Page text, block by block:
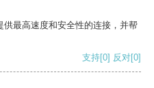
最高速度和安全性的连接，并帮
支持[0] 反对[0]